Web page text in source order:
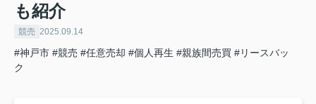
も紹介
競売 2025.09.14
#神戸市 #競売 #任意売却 #個人再生 #親族間売買 #リースバッ
ク